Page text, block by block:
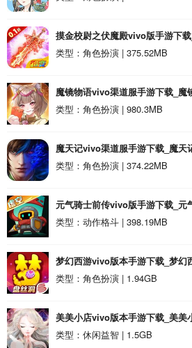
摸金校尉之伏魔殿vivo版手游下
魔殿vivo版安卓版
类型：角色扮演 | 375.52MB
魔镜物语vivo渠道服手游下载_魔
服安卓版
类型：角色扮演 | 980.3MB
魔天记vivo渠道服手游下载_魔天
卓版
类型：角色扮演 | 374.22MB
元气骑士前传vivo版手游下载_元
版安卓版
类型：动作格斗 | 398.19MB
梦幻西游vivo版本手游下载_梦幻
卓版
类型：角色扮演 | 1.94GB
美美小店vivo版本手游下载_美美
卓版
类型：休闲益智 | 1.5GB